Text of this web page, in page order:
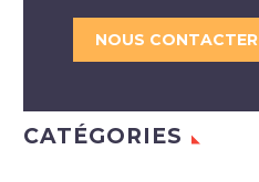
NOUS CONTACTER
CATÉGORIES